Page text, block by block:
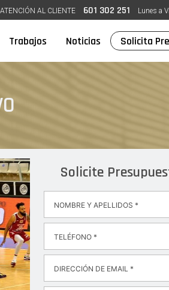
ATENCIÓN AL CLIENTE 601 302 251 Lunes a
Trabajos Noticias Solicita
Solicite